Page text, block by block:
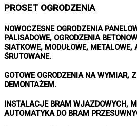
PROSET OGRODZENIA
NOWOCZESNE OGRODZENIA
PALISADOWE, OGRODZENIA
SIATKOWE, MODUŁOWE, METALOWE,
ŚRUTOWANE.
GOTOWE OGRODZENIA NA WYMIAR,
DEMONTAŻEM.
INSTALACJE BRAM WJAZDOWYCH,
AUTOMATYKA DO BRAM